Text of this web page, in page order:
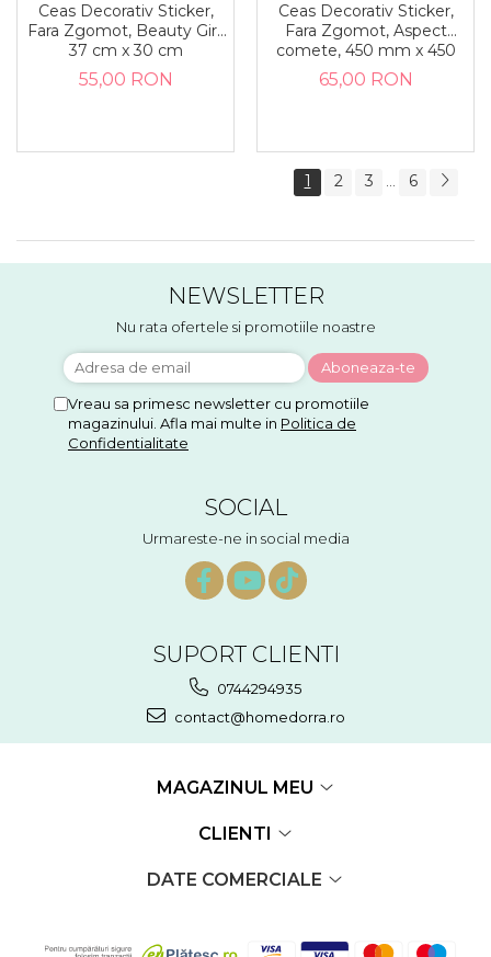
Ceas Decorativ Sticker,
Fara Zgomot, Beauty Girl,
37 cm x 30 cm
55,00 RON
Ceas Decorativ Sticker,
Fara Zgomot, Aspect
comete, 450 mm x 450
mm
65,00 RON
1 2 3 6
NEWSLETTER
Nu rata ofertele si promotiile noastre
Vreau sa primesc newsletter cu promotiile
magazinului. Afla mai multe in Politica de
Confidentialitate
SOCIAL
Urmareste-ne in social media
SUPORT CLIENTI
0744294935
contact@homedorra.ro
MAGAZINUL MEU
CLIENTI
DATE COMERCIALE